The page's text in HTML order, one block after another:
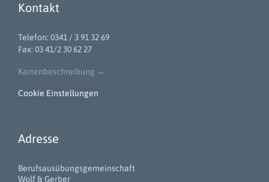
Kontakt
Telefon: 0341 / 3 91 32 69
Fax: 03 41/2 30 62 27
Kartenbeschreibung →
Cookie Einstellungen
Adresse
Berufsausübungsgemeinschaft
Wolf & Gerber